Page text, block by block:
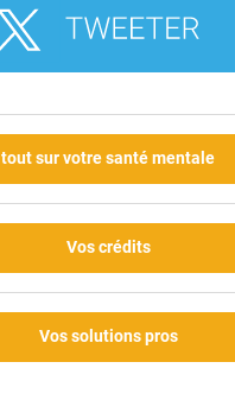
tout sur votre santé mentale
Vos crédits
Vos solutions pros